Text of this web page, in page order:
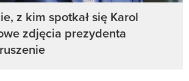
z kim spotkał się Karol
zdjęcia prezydenta